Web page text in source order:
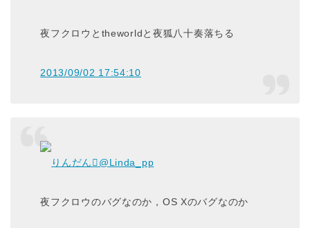
夜フクロウとtheworldと夜狐八十奏落ちる
2013/09/02 17:54:10
りんだん@Linda_pp
夜フクロウのバグなのか，OS Xのバグなのか